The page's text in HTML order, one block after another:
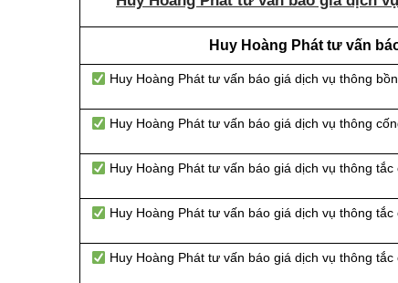
Huy Hoàng Phát tư vấn
Huy Hoàng Phát tư vấn báo giá dịch vụ thông
Huy Hoàng Phát tư vấn báo giá dịch vụ thông
Huy Hoàng Phát tư vấn báo giá dịch vụ thông
Huy Hoàng Phát tư vấn báo giá dịch vụ thông
Huy Hoàng Phát tư vấn báo giá dịch vụ thông